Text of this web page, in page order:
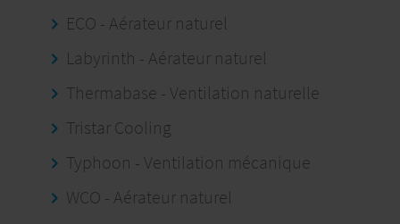
ECO - Aérateur naturel
Labyrinth - Aérateur naturel
Thermabase - Ventilation naturelle
Tristar Cooling
Typhoon - Ventilation mécanique
WCO - Aérateur naturel